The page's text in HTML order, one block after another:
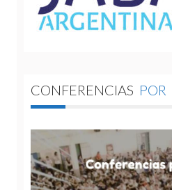
CONFERENCIAS POR